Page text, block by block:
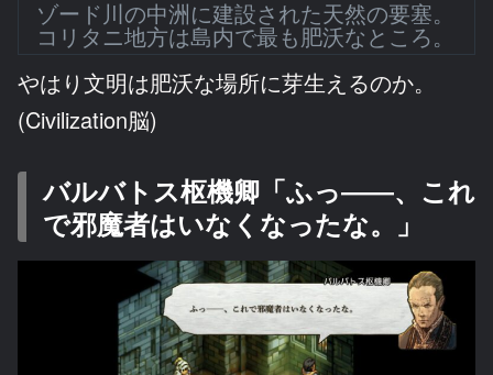
ゾード川の中洲に建設された天然の要塞。
コリタニ地方は島内で最も肥沃なところ。
やはり文明は肥沃な場所に芽生えるのか。
(Civilization脳)
バルバトス枢機卿「ふっ――、これ
で邪魔者はいなくなったな。」